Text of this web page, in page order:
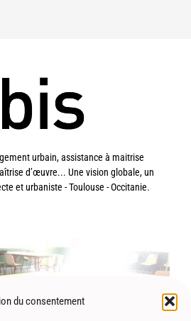
du consentement
urbain, assistance à maitrise
d’œuvre... Une vision globale, un
et urbaniste - Toulouse - Occitanie.